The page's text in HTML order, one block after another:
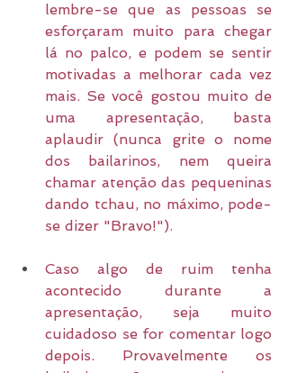
lembre-se que as pessoas se
esforçaram muito para chegar
lá no palco, e podem se sentir
motivadas a melhorar cada vez
mais. Se você gostou muito de
uma apresentação, basta
aplaudir (nunca grite o nome
dos bailarinos, nem queira
chamar atenção das pequeninas
dando tchau, no máximo, pode-
se dizer "Bravo!").
Caso algo de ruim tenha
acontecido durante a
apresentação, seja muito
cuidadoso se for comentar logo
depois. Provavelmente os